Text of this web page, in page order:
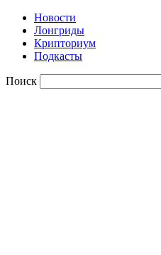
Новости
Лонгриды
Крипториум
Подкасты
Поиск